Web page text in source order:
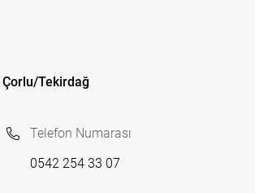
Çorlu/Tekirdağ
Telefon Numarası
0542 254 33 07